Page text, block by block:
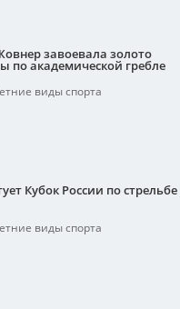
завоевала золото
по академической гребле
виды спорта
Кубок России по стрельбе
виды спорта